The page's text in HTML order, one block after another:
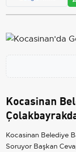
Kocasinan
Kocasinan Belediye
Soruyor Başkan